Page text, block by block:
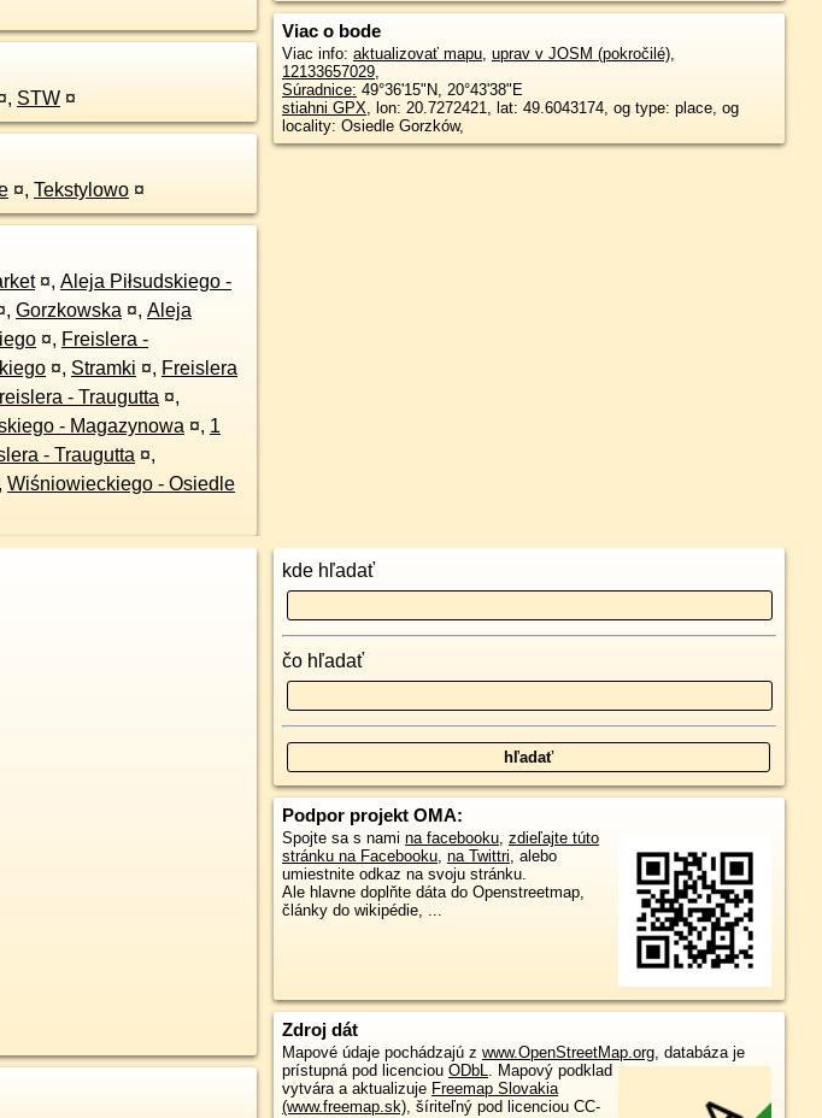
, STW ¤
¤, Tekstylowo ¤
¤, Aleja Piłsudskiego -
, Gorzkowska ¤, Aleja
¤, Freislera -
¤, Stramki ¤, Freislera
- Traugutta ¤,
- Magazynowa ¤, 1
- Traugutta ¤,
, Wiśniowieckiego - Osiedle
Viac o bode
Viac info: aktualizovať mapu, uprav v JOSM (pokročilé),
12133657029,
Súradnice: 49°36'15"N, 20°43'38"E
stiahni GPX, lon: 20.7272421, lat: 49.6043174, og type: place, og
locality: Osiedle Gorzków,
kde hľadať
čo hľadať
Podpor projekt OMA:
Spojte sa s nami na facebooku, zdieľajte túto
stránku na Facebooku, na Twittri, alebo
umiestnite odkaz na svoju stránku.
Ale hlavne doplňte dáta do Openstreetmap,
články do wikipédie, ...
Zdroj dát
Mapové údaje pochádzajú z www.OpenStreetMap.org, databáza je
prístupná pod licenciou ODbL. Mapový podklad
vytvára a aktualizuje Freemap Slovakia
(www.freemap.sk), šíriteľný pod licenciou CC-